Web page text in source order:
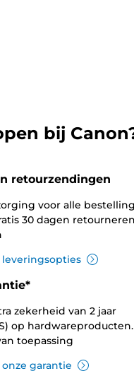
bij
retourzendingen
voor alle
30 dagen
zekerheid van 2 jaar
op hardwareproducten.
toepassing
garantie